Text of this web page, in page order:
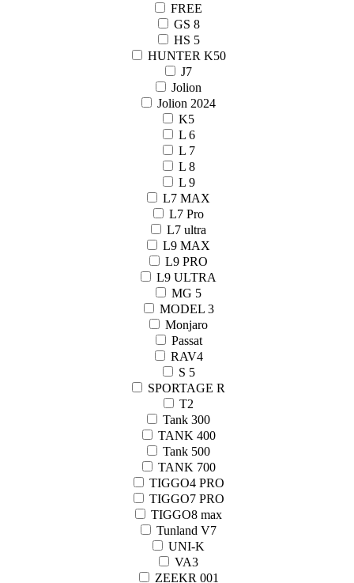
FREE
GS 8
HS 5
HUNTER K50
J7
Jolion
Jolion 2024
K5
L 6
L 7
L 8
L 9
L7 MAX
L7 Pro
L7 ultra
L9 MAX
L9 PRO
L9 ULTRA
MG 5
MODEL 3
Monjaro
Passat
RAV4
S 5
SPORTAGE R
T2
Tank 300
TANK 400
Tank 500
TANK 700
TIGGO4 PRO
TIGGO7 PRO
TIGGO8 max
Tunland V7
UNI-K
VA3
ZEEKR 001